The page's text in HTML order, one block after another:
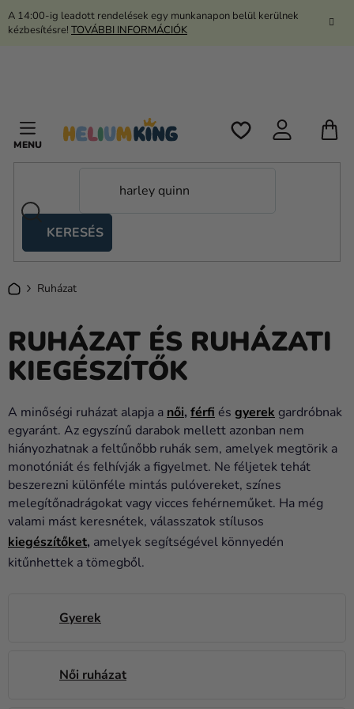
Ugrás
A 14:00-ig leadott rendelések egy munkanapon belül kerülnek
kézbesítésre! TOVÁBBI INFORMÁCIÓK
KERESÉS
sátrak
Kanekalon
Hélium
és
Lufik
Party
Dekoráció
és
kiegészítők
Jelmezek
Ruházat
Újdonság
KezdőlapRuházat
RUHÁZAT ÉS RUHÁZATI
KIEGÉSZÍTŐK
A minőségi ruházat alapja a női, férfi és gyerek gardróbnak
egyaránt. Az egyszínű darabok mellett azonban nem
hiányozhatnak a feltűnőbb ruhák sem, amelyek megtörik a
monotóniát és felhívják a figyelmet. Ne féljetek tehát
beszerezni különféle mintás pulóvereket, színes
melegítőnadrágokat vagy vicces fehérneműket. Ha még
valami mást keresnétek, válasszatok stílusos
kiegészítőket, amelyek segítségével könnyedén
kitűnhettek a tömegből.
Gyerek
Női ruházat